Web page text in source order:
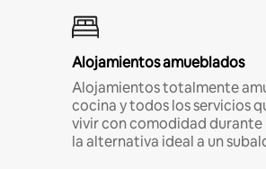
Alojamientos amueblados
Alojamientos totalmente
cocina y todos los servicios
vivir con comodidad durante
la alternativa ideal a un